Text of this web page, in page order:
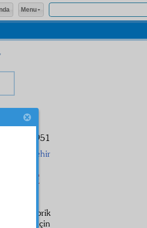
29.11.1951
Eskişehir
بِاسْمِهِ
nizi tebrik
almak için
Menu